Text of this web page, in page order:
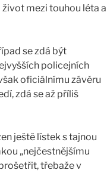
mezi touhou léta a
se zdá být
policejních
oficiálnímu závěru
zdá se až příliš
ještě lístek s tajnou
„nejčestnějšímu
třebaže v